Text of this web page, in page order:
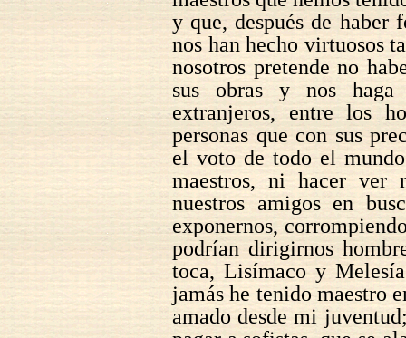
y que, después de haber
nos han hecho virtuosos
nosotros pretende no
sus obras y nos
extranjeros, entre los
personas que con sus
el voto de todo el
maestros, ni hacer ver
nuestros amigos en
exponernos,
podrían dirigirnos
toca, Lisímaco y
jamás he tenido maestro
amado desde mi